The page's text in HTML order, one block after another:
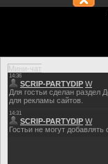
Мини-чат